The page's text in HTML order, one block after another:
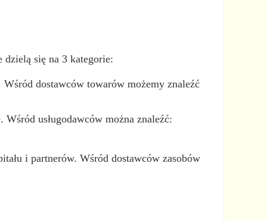
się na 3 kategorie:
dostawców towarów możemy znaleźć
usługodawców można znaleźć:
i partnerów. Wśród dostawców zasobów